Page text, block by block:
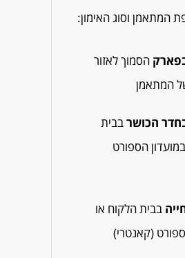
המתאמן וסוג האימון:
הסמוך לאזור
המתאמן
הכושרבבית
הספורט
בבית הלקוח או
(קאנטרי)